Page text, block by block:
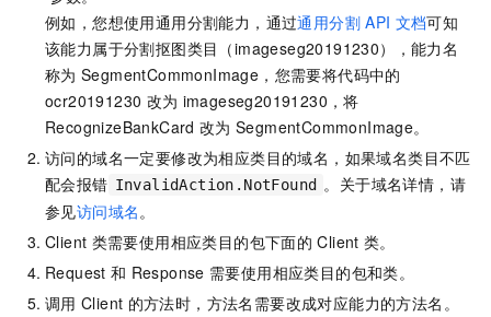
例如，您想使用通用分割能力，通过通用分割 API 文档可知
该能力属于分割抠图类目（imageseg20191230），能力名
称为 SegmentCommonImage，您需要将代码中的
ocr20191230 改为 imageseg20191230，将
RecognizeBankCard 改为 SegmentCommonImage。
访问的域名一定要修改为相应类目的域名，如果域名类目不匹
配会报错 InvalidAction.NotFound 。关于域名详情，请
参见访问域名。
Client 类需要使用相应类目的包下面的 Client 类。
Request 和 Response 需要使用相应类目的包和类。
调用 Client 的方法时，方法名需要改成对应能力的方法名。